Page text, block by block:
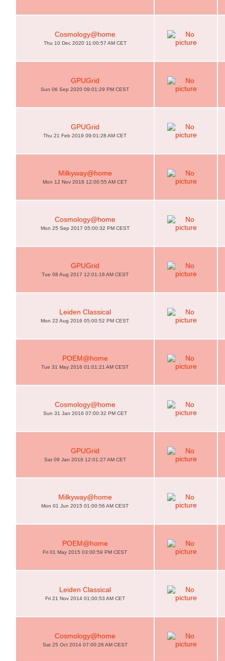
Cosmology@home
Thu 10 Dec 2020 11:00:57 AM CET
GPUGrid
Sun 06 Sep 2020 09:01:29 PM CEST
GPUGrid
Thu 21 Feb 2019 09:01:28 AM CET
Milkyway@home
Mon 12 Nov 2018 12:00:55 AM CET
Cosmology@home
Mon 25 Sep 2017 05:00:32 PM CEST
GPUGrid
Tue 08 Aug 2017 12:01:18 AM CEST
Leiden Classical
Mon 22 Aug 2016 05:00:52 PM CEST
POEM@home
Tue 31 May 2016 01:01:21 AM CEST
Cosmology@home
Sun 31 Jan 2016 07:00:32 PM CET
GPUGrid
Sat 09 Jan 2016 12:01:27 AM CET
Milkyway@home
Mon 01 Jun 2015 01:00:56 AM CEST
POEM@home
Fri 01 May 2015 03:00:59 PM CEST
Leiden Classical
Fri 21 Nov 2014 01:00:53 AM CET
Cosmology@home
Sat 25 Oct 2014 07:00:26 AM CEST